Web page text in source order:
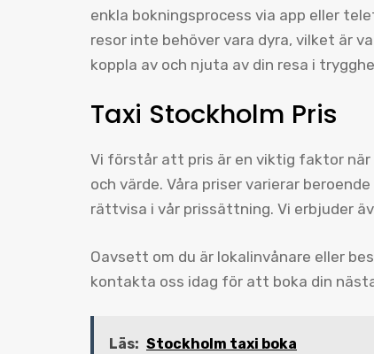
enkla bokningsprocess via app eller
resor inte behöver vara dyra, vilket är
koppla av och njuta av din resa i
Taxi Stockholm Pris
Vi förstår att pris är en viktig faktor när
och värde. Våra priser varierar
rättvisa i vår prissättning. Vi erbjuder
Oavsett om du är lokalinvånare eller
kontakta oss idag för att boka din
Läs: Stockholm taxi boka